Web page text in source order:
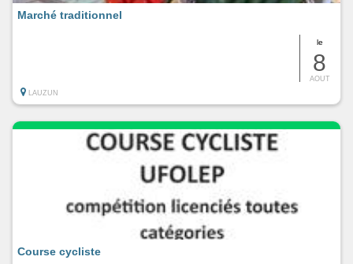
le
8
AOUT
Marché traditionnel
LAUZUN
Course cycliste